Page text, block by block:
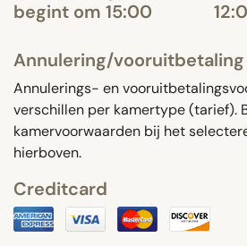
begint om 15:00
Annulering/vooruitbetaling
Annulerings- en
verschillen per kamertype (tarief).
kamervoorwaarden bij het
hierboven.
Creditcard